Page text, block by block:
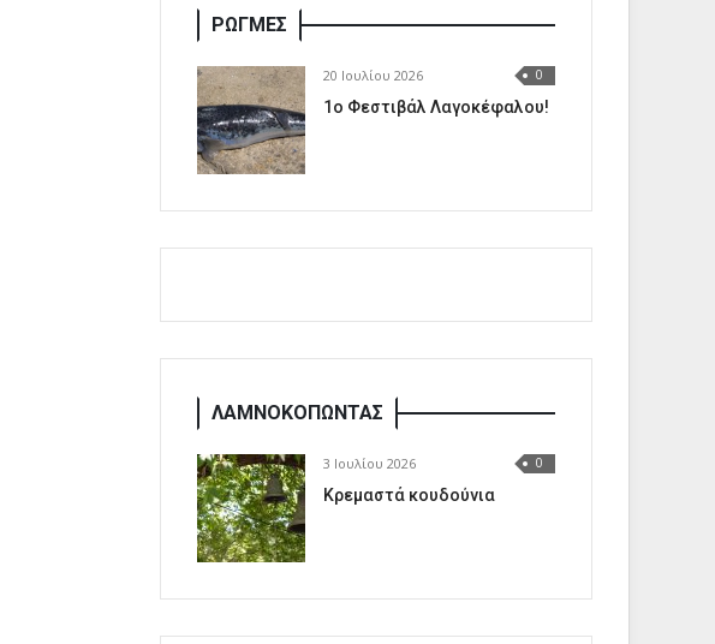
ΡΩΓΜΕΣ
20 Ιουλίου 2026 0
1o Φεστιβάλ Λαγοκέφαλου!
ΛΑΜΝΟΚΟΠΩΝΤΑΣ
3 Ιουλίου 2026 0
Κρεμαστά κουδούνια